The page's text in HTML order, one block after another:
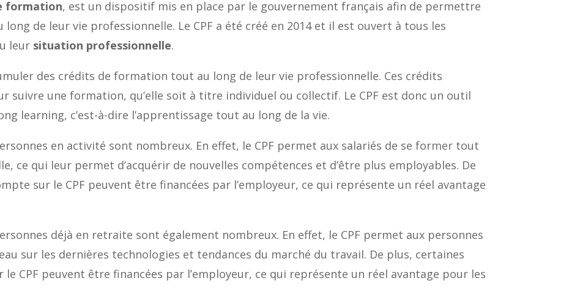
formation, est un dispositif mis en place par le gouvernement français afin de permettre
de leur vie professionnelle. Le CPF a été créé en 2014 et il est ouvert à tous les
leur situation professionnelle.
des crédits de formation tout au long de leur vie professionnelle. Ces crédits
suivre une formation, qu’elle soit à titre individuel ou collectif. Le CPF est donc un outil
learning, c’est-à-dire l’apprentissage tout au long de la vie.
en activité sont nombreux. En effet, le CPF permet aux salariés de se former tout
ce qui leur permet d’acquérir de nouvelles compétences et d’être plus employables. De
sur le CPF peuvent être financées par l’employeur, ce qui représente un réel avantage
déjà en retraite sont également nombreux. En effet, le CPF permet aux personnes
sur les dernières technologies et tendances du marché du travail. De plus, certaines
CPF peuvent être financées par l’employeur, ce qui représente un réel avantage pour les